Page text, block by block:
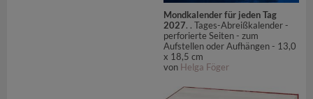
Mondkalender für jeden Tag
2027. . Tages-Abreißkalender -
perforierte Seiten - zum
Aufstellen oder Aufhängen - 13,0
x 18,5 cm
von Helga Föger